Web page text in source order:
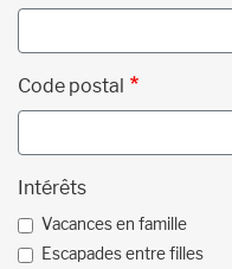
Code postal
Intérêts
Vacances en famille
Escapades entre filles